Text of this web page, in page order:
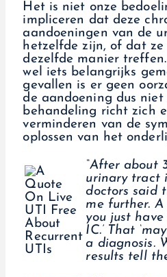
Het is niet onze
impliceren dat deze
aandoeningen van de
hetzelfde zijn, of dat ze
dezelfde manier
wel iets belangrijks
gevallen is er geen
de aandoening dus niet
behandeling richt zich
verminderen van de
oplossen van het
“After about
urinary tract
doctors said
me further. A
you just
IC.’ That
a diagnosis.
results tell